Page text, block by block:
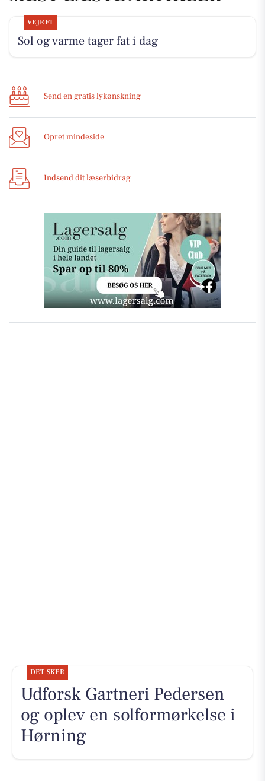
VEJRET
Sol og varme tager fat i dag
Send en gratis lykønskning
Opret mindeside
Indsend dit læserbidrag
DET SKER
Udforsk Gartneri Pedersen
og oplev en solformørkelse i
Hørning